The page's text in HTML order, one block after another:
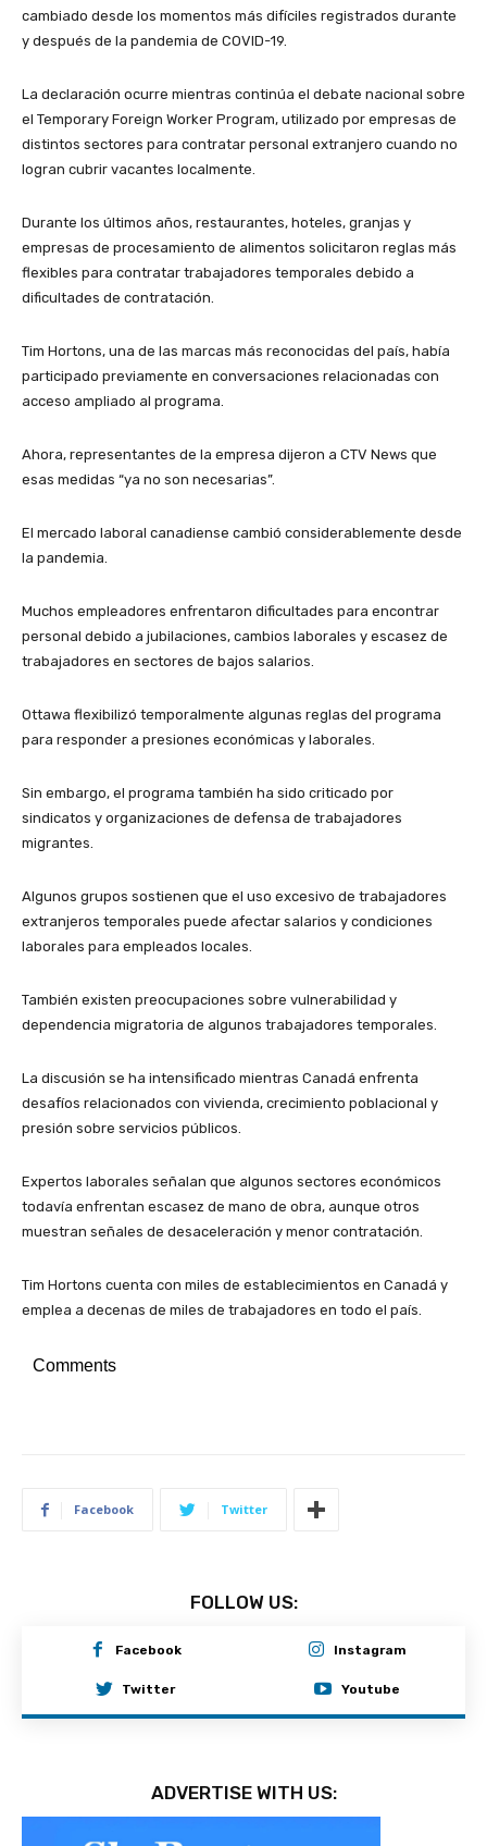
cambiado desde los momentos más difíciles registrados durante
y después de la pandemia de COVID-19.
La declaración ocurre mientras continúa el debate nacional sobre
el Temporary Foreign Worker Program, utilizado por empresas de
distintos sectores para contratar personal extranjero cuando no
logran cubrir vacantes localmente.
Durante los últimos años, restaurantes, hoteles, granjas y
empresas de procesamiento de alimentos solicitaron reglas más
flexibles para contratar trabajadores temporales debido a
dificultades de contratación.
Tim Hortons, una de las marcas más reconocidas del país, había
participado previamente en conversaciones relacionadas con
acceso ampliado al programa.
Ahora, representantes de la empresa dijeron a CTV News que
esas medidas “ya no son necesarias”.
El mercado laboral canadiense cambió considerablemente desde
la pandemia.
Muchos empleadores enfrentaron dificultades para encontrar
personal debido a jubilaciones, cambios laborales y escasez de
trabajadores en sectores de bajos salarios.
Ottawa flexibilizó temporalmente algunas reglas del programa
para responder a presiones económicas y laborales.
Sin embargo, el programa también ha sido criticado por
sindicatos y organizaciones de defensa de trabajadores
migrantes.
Algunos grupos sostienen que el uso excesivo de trabajadores
extranjeros temporales puede afectar salarios y condiciones
laborales para empleados locales.
También existen preocupaciones sobre vulnerabilidad y
dependencia migratoria de algunos trabajadores temporales.
La discusión se ha intensificado mientras Canadá enfrenta
desafíos relacionados con vivienda, crecimiento poblacional y
presión sobre servicios públicos.
Expertos laborales señalan que algunos sectores económicos
todavía enfrentan escasez de mano de obra, aunque otros
muestran señales de desaceleración y menor contratación.
Tim Hortons cuenta con miles de establecimientos en Canadá y
emplea a decenas de miles de trabajadores en todo el país.
Comments
Facebook Twitter
FOLLOW US:
Facebook Instagram
Twitter Youtube
ADVERTISE WITH US: